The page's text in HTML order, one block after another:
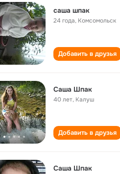
саша шпак
24 года, Комсомольск
Добавить в друзья
Саша Шпак
40 лет, Калуш
Добавить в друзья
Саша Шпак